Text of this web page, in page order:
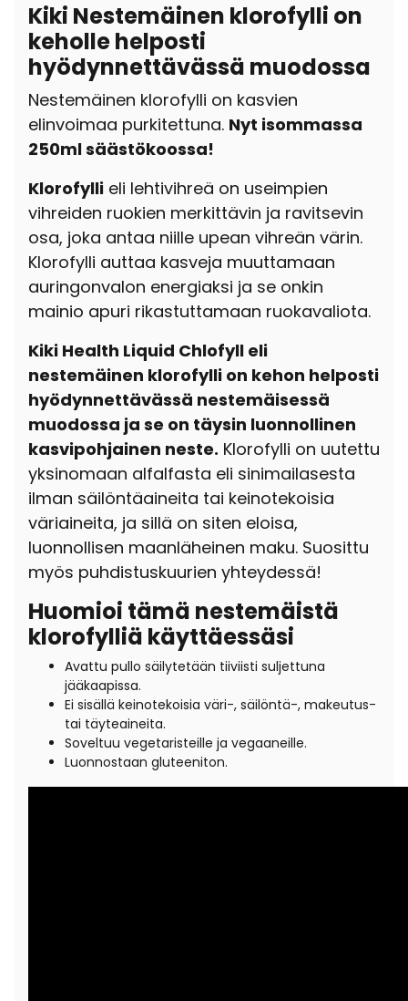
Kiki Nestemäinen klorofylli on
keholle helposti
hyödynnettävässä muodossa
Nestemäinen klorofylli on kasvien
elinvoimaa purkitettuna. Nyt isommassa
250ml säästökoossa!
Klorofylli eli lehtivihreä on useimpien
vihreiden ruokien merkittävin ja ravitsevin
osa, joka antaa niille upean vihreän värin.
Klorofylli auttaa kasveja muuttamaan
auringonvalon energiaksi ja se onkin
mainio apuri rikastuttamaan ruokavaliota.
Kiki Health Liquid Chlofyll eli
nestemäinen klorofylli on kehon helposti
hyödynnettävässä nestemäisessä
muodossa ja se on täysin luonnollinen
kasvipohjainen neste. Klorofylli on uutettu
yksinomaan alfalfasta eli sinimailasesta
ilman säilöntäaineita tai keinotekoisia
väriaineita, ja sillä on siten eloisa,
luonnollisen maanläheinen maku. Suosittu
myös puhdistuskuurien yhteydessä!
Huomioi tämä nestemäistä
klorofylliä käyttäessäsi
Avattu pullo säilytetään tiiviisti suljettuna
jääkaapissa.
Ei sisällä keinotekoisia väri-, säilöntä-, makeutus-
tai täyteaineita.
Soveltuu vegetaristeille ja vegaaneille.
Luonnostaan gluteeniton.